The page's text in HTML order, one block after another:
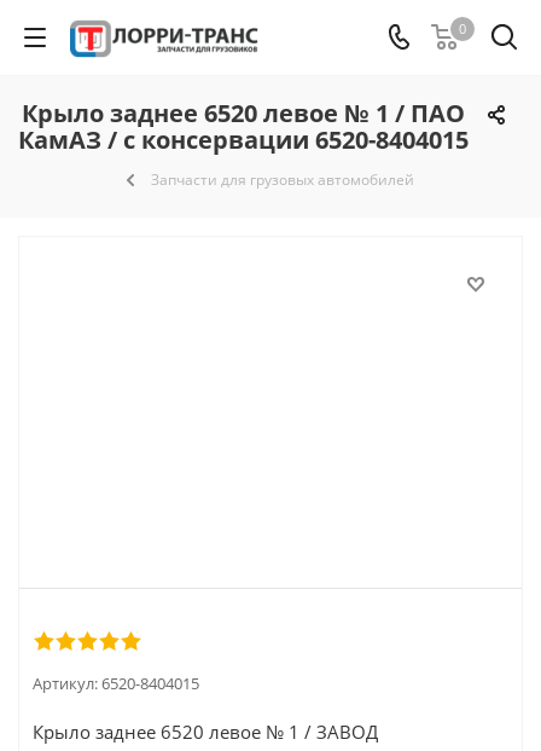
0
Крыло заднее 6520 левое № 1 / ПАО
КамАЗ / с консервации 6520-8404015
Запчасти для грузовых автомобилей
Артикул:6520-8404015
Крыло заднее 6520 левое № 1 / ЗАВОД